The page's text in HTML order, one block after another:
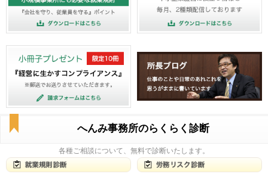
へんみ事務所のらくらく診断
各種ご相談について、無料で診断いたします。